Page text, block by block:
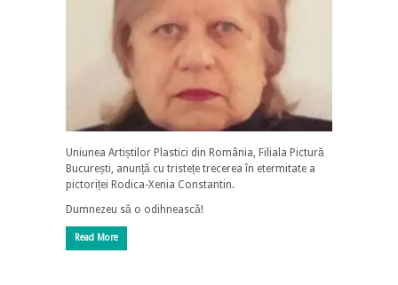
Uniunea Artiștilor Plastici din România, Filiala Pictură
București, anunță cu tristețe trecerea în etermitate a
pictoriței Rodica-Xenia Constantin.
Dumnezeu să o odihnească!
Read More